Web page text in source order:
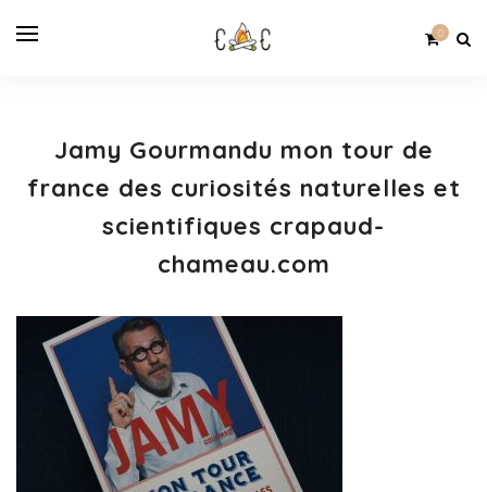
0
Jamy Gourmandu mon tour de
france des curiosités naturelles et
scientifiques crapaud-
chameau.com